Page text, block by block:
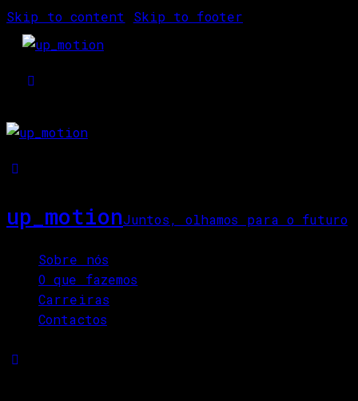
Skip to content Skip to footer
up_motionJuntos, olhamos para o futuro
Sobre nós
O que fazemos
Carreiras
Contactos